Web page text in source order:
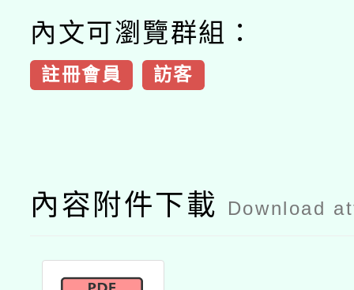
內文可瀏覽群組：
註冊會員 訪客
內容附件下載 Download